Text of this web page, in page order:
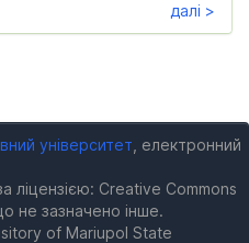
далі >
університет , електронний
ліцензією: Creative Commons
не зазначено інше.
of Mariupol State